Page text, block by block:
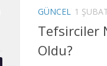
GÜNCEL 1
Tefsirciler
Oldu?